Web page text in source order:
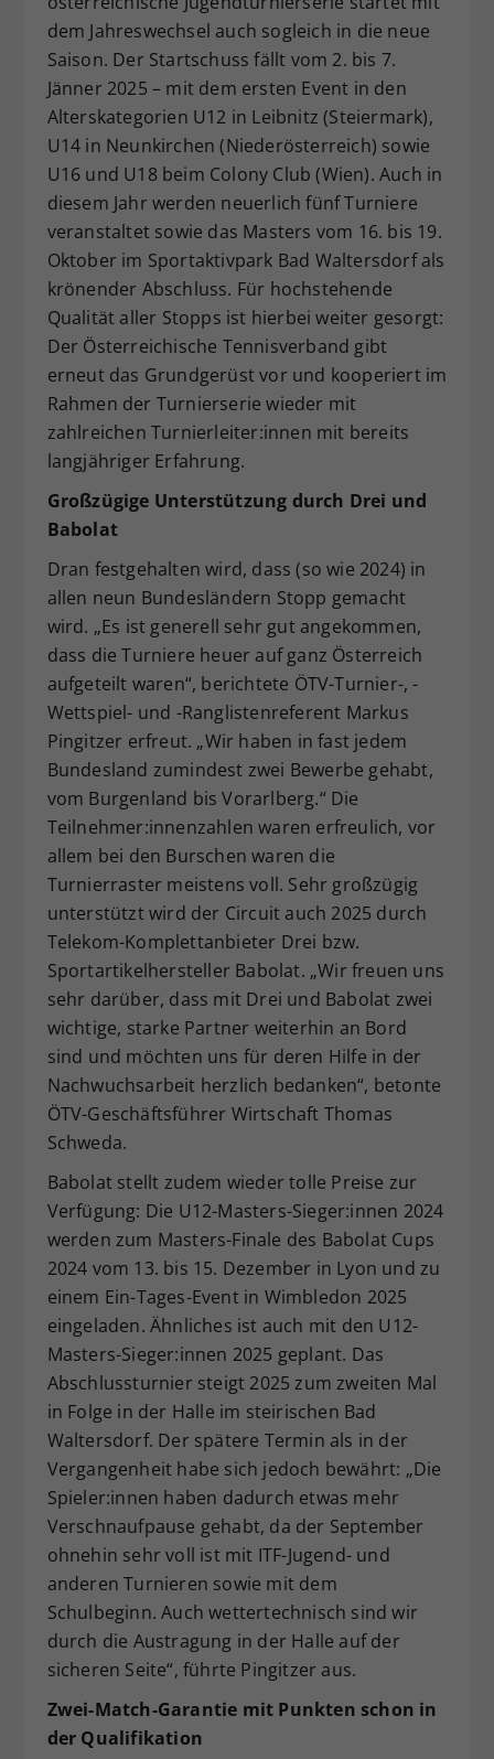
dem Jahreswechsel auch sogleich in die neue
Saison. Der Startschuss fällt vom 2. bis 7.
Jänner 2025 – mit dem ersten Event in den
Alterskategorien U12 in Leibnitz (Steiermark),
U14 in Neunkirchen (Niederösterreich) sowie
U16 und U18 beim Colony Club (Wien). Auch in
diesem Jahr werden neuerlich fünf Turniere
veranstaltet sowie das Masters vom 16. bis 19.
Oktober im Sportaktivpark Bad Waltersdorf als
krönender Abschluss. Für hochstehende
Qualität aller Stopps ist hierbei weiter gesorgt:
Der Österreichische Tennisverband gibt
erneut das Grundgerüst vor und kooperiert im
Rahmen der Turnierserie wieder mit
zahlreichen Turnierleiter:innen mit bereits
langjähriger Erfahrung.
Großzügige Unterstützung durch Drei und
Babolat
Dran festgehalten wird, dass (so wie 2024) in
allen neun Bundesländern Stopp gemacht
wird. „Es ist generell sehr gut angekommen,
dass die Turniere heuer auf ganz Österreich
aufgeteilt waren“, berichtete ÖTV-Turnier-, -
Wettspiel- und -Ranglistenreferent Markus
Pingitzer erfreut. „Wir haben in fast jedem
Bundesland zumindest zwei Bewerbe gehabt,
vom Burgenland bis Vorarlberg.“ Die
Teilnehmer:innenzahlen waren erfreulich, vor
allem bei den Burschen waren die
Turnierraster meistens voll. Sehr großzügig
unterstützt wird der Circuit auch 2025 durch
Telekom-Komplettanbieter Drei bzw.
Sportartikelhersteller Babolat. „Wir freuen uns
sehr darüber, dass mit Drei und Babolat zwei
wichtige, starke Partner weiterhin an Bord
sind und möchten uns für deren Hilfe in der
Nachwuchsarbeit herzlich bedanken“, betonte
ÖTV-Geschäftsführer Wirtschaft Thomas
Schweda.
Babolat stellt zudem wieder tolle Preise zur
Verfügung: Die U12-Masters-Sieger:innen 2024
werden zum Masters-Finale des Babolat Cups
2024 vom 13. bis 15. Dezember in Lyon und zu
einem Ein-Tages-Event in Wimbledon 2025
eingeladen. Ähnliches ist auch mit den U12-
Masters-Sieger:innen 2025 geplant. Das
Abschlussturnier steigt 2025 zum zweiten Mal
in Folge in der Halle im steirischen Bad
Waltersdorf. Der spätere Termin als in der
Vergangenheit habe sich jedoch bewährt: „Die
Spieler:innen haben dadurch etwas mehr
Verschnaufpause gehabt, da der September
ohnehin sehr voll ist mit ITF-Jugend- und
anderen Turnieren sowie mit dem
Schulbeginn. Auch wettertechnisch sind wir
durch die Austragung in der Halle auf der
sicheren Seite“, führte Pingitzer aus.
Zwei-Match-Garantie mit Punkten schon in
der Qualifikation
Zweck
Dieser Wert speichert Ihre Consent-
Einstellungen. Unter anderem eine
historische Speicherung Ihrer
vorgenommen Einstellungen, falls der
Webseiten-Betreiber dies eingestellt
hat.